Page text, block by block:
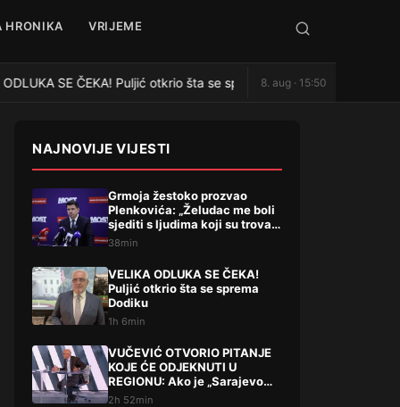
HRONIKA VRIJEME
SE ČEKA! Puljić otkrio šta se sprema Dodiku
8. aug · 15:50
NAJNOVIJE VIJESTI
Grmoja žestoko prozvao
Plenkovića: „Želudac me boli
sjediti s ljudima koji su trovali
Liku“
38min
VELIKA ODLUKA SE ČEKA!
Puljić otkrio šta se sprema
Dodiku
1h 6min
VUČEVIĆ OTVORIO PITANJE
KOJE ĆE ODJEKNUTI U
REGIONU: Ako je „Sarajevo
safari“ afera, zašto Vučića
2h 52min